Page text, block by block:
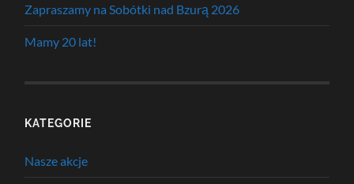
Zapraszamy na Sobótki nad Bzurą 2026
Mamy 20 lat!
KATEGORIE
Nasze akcje